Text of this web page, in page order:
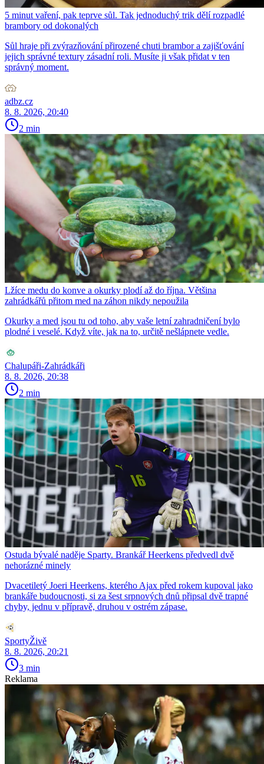
5 minut vaření, pak teprve sůl. Tak jednoduchý trik dělí rozpadlé
brambory od dokonalých
Sůl hraje při zvýrazňování přirozené chuti brambor a zajišťování
jejich správné textury zásadní roli. Musíte ji však přidat v ten
správný moment.
adbz.cz
8. 8. 2026, 20:40
2 min
Lžíce medu do konve a okurky plodí až do října. Většina
zahrádkářů přitom med na záhon nikdy nepoužila
Okurky a med jsou tu od toho, aby vaše letní zahradničení bylo
plodné i veselé. Když víte, jak na to, určitě nešlápnete vedle.
Chalupáři-Zahrádkáři
8. 8. 2026, 20:38
2 min
Ostuda bývalé naděje Sparty. Brankář Heerkens předvedl dvě
nehorázné minely
Dvacetiletý Joeri Heerkens, kterého Ajax před rokem kupoval jako
brankáře budoucnosti, si za šest srpnových dnů připsal dvě trapné
chyby, jednu v přípravě, druhou v ostrém zápase.
SportyŽivě
8. 8. 2026, 20:21
3 min
Reklama